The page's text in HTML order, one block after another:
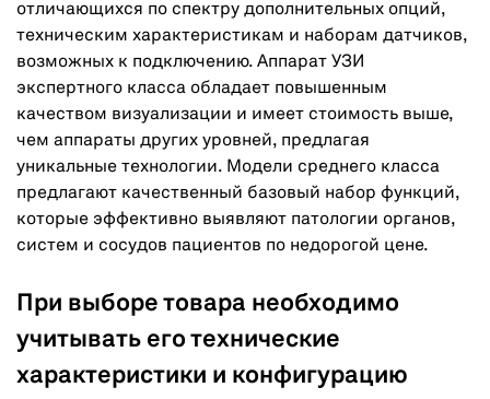
отличающихся по спектру дополнительных опций,
техническим характеристикам и наборам датчиков,
возможных к подключению. Аппарат УЗИ
экспертного класса обладает повышенным
качеством визуализации и имеет стоимость выше,
чем аппараты других уровней, предлагая
уникальные технологии. Модели среднего класса
предлагают качественный базовый набор функций,
которые эффективно выявляют патологии органов,
систем и сосудов пациентов по недорогой цене.
При выборе товара необходимо
учитывать его технические
характеристики и конфигурацию